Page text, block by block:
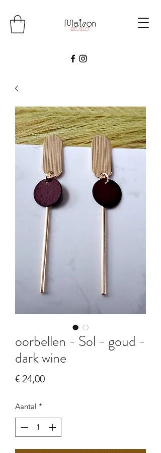
oorbellen - Sol - goud -
dark wine
€ 24,00Prijs
Aantal *